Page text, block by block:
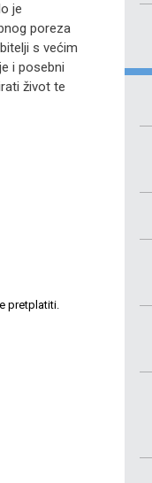
je
poreza
s većim
i posebni
život te
pretplatiti.